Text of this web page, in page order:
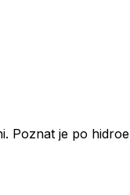
Poznat je po